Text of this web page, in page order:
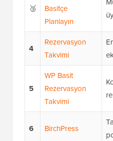
🥉
Basitçe
Planlayın
4
Rezervasyon
Takvimi
5
WP Basit
Rezervasyon
Takvimi
6 BirchPress